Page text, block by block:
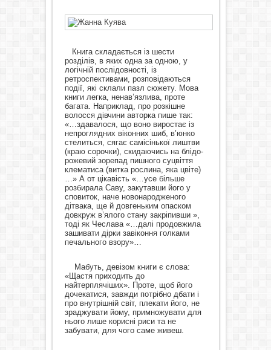
Книгаскладається із шести
розділів, в яких одна за одною, у
логічній послідовності, із
ретроспективами, розповідаються
події, які склали пазл сюжету. Мова
книги легка, ненав’язлива, проте
багата. Наприклад, про розкішне
волосся дівчини авторка пише так:
«…здавалося, що воно виростає із
непроглядних віконних шиб, в’юнко
стелиться, сягає самісінької лиштви
(краю сорочки), скидаючись на блідо-
рожевий зорепад пишного суцвіття
клематиса (витка рослина, яка цвіте)
…» А от цікавість «…усе більше
розбирала Саву, закутавши його у
сповиток, наче новонародженого
дітвака, ще й довгеньким опаском
довкруж в’ялого стану закріпивши »,
тоді як Чеслава «…далі продовжила
зашивати дірки завіконня голками
печального взору»…
Мабуть, девізом книги є слова:
«Щастя приходить до
найтерплячіших». Проте, щоб його
дочекатися, завжди потрібно дбати і
про внутрішній світ, плекати його, не
зраджувати йому, примножувати для
нього лише корисні риси та не
забувати, для чого саме живеш.